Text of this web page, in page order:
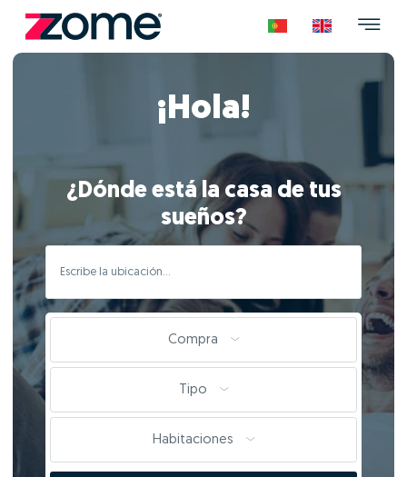
¡Hola!
¿Dónde está la casa de tus
sueños?
Compra
Tipo
Habitaciones